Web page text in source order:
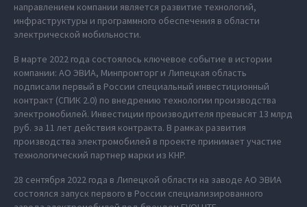
направлением компании является развитие технологий,
инфраструктуры и программного обеспечения в области
электрической мобильности.
В марте 2022 года состоялось ключевое событие в истории
компании: АО ЭВИА, Минпромторг и Липецкая область
подписали первый в России специальный инвестиционный
контракт (СПИК 2.0) по внедрению технологии производства
электромобилей. Инвестиции производителя превысят 13 млрд
руб. за 11 лет действия контракта. В рамках развития
производства электромобилей в проекте принимает участие
технологический партнер марки из КНР.
28 сентября 2022 года в Липецкой области на заводе АО ЭВИА
состоялся запуск первого в России специализированного